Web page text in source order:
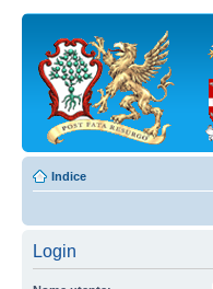
Indice
Login